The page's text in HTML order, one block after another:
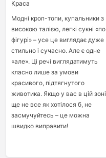
Краса
Модні кроп-топи, купальники з
високою талією, легкі сукні «по
фігурі» – усе це виглядає дуже
стильно і сучасно. Але є одне
«але». Ці речі виглядатимуть
класно лише за умови
красивого, підтягнутого
животика. Якщо у вас в цій зоні
ще не все як хотілося б, не
засмучуйтесь – це можна
швидко виправити!